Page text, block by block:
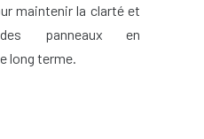
maintenir la clarté et
panneaux en
long terme.